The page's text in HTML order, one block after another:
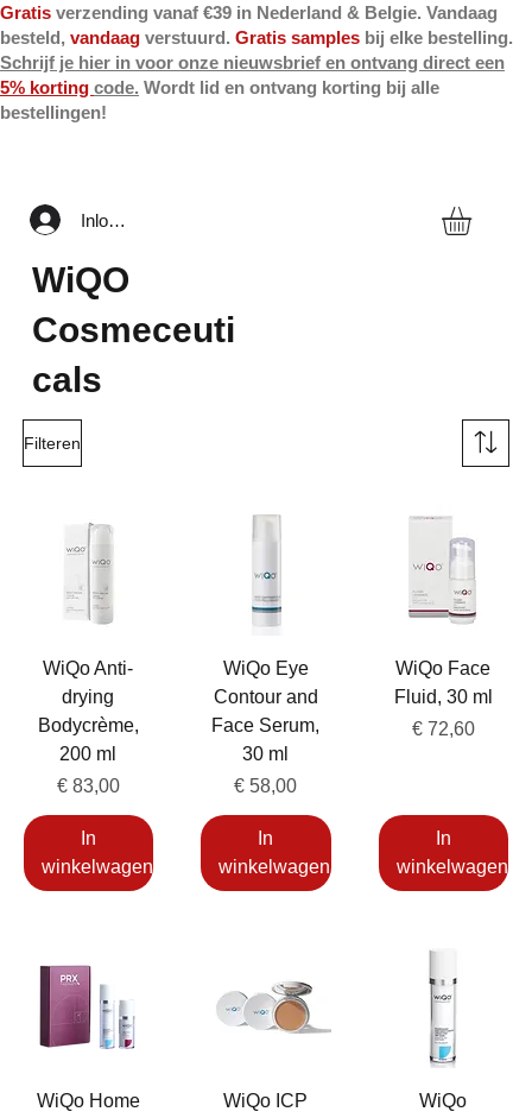
Gratis verzending vanaf €39 in Nederland & Belgie. Vandaag
besteld, vandaag verstuurd. Gratis samples bij elke bestelling.
Schrijf je hier in voor onze nieuwsbrief en ontvang direct een
5% korting code. Wordt lid en ontvang korting bij alle
bestellingen!
Inloggen
WiQO
Cosmeceuti
cals
Filteren
WiQo Anti-
drying
Bodycrème,
200 ml
Prijs
€ 83,00
In
winkelwagen
WiQo Eye
Contour and
Face Serum,
30 ml
Prijs
€ 58,00
In
winkelwagen
WiQo Face
Fluid, 30 ml
Prijs
€ 72,60
In
winkelwagen
WiQo Home
WiQo ICP
WiQo